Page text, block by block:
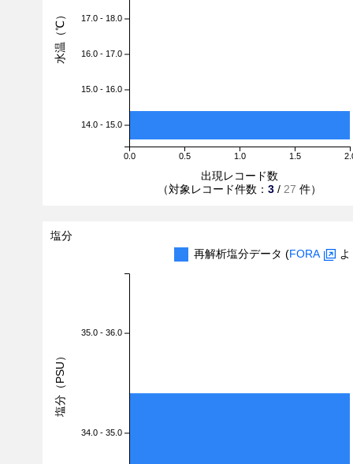
0.0 0.5 1.0 1.5
17.0 - 18.0
16.0 - 17.0
15.0 - 16.0
14.0 - 15.0
出現レコード数
（対象レコード件数： 3 / 27 件）
水温（℃）
塩分
再解析塩分データ (FORA
35.0 - 36.0
34.0 - 35.0
塩分（PSU）